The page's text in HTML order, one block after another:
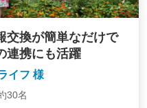
交換が簡単なだけで
連携にも活躍
イフ 様
30名